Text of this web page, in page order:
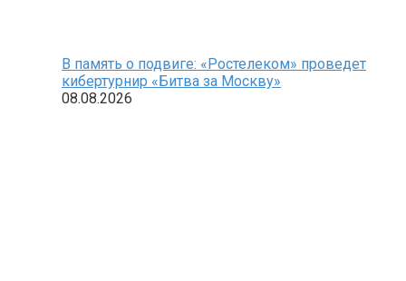
В память о подвиге: «Ростелеком» проведет
кибертурнир «Битва за Москву»
08.08.2026